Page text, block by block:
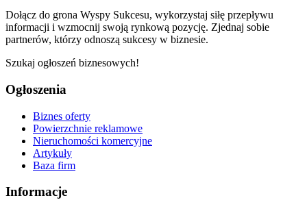
Dołącz do grona Wyspy Sukcesu, wykorzystaj siłę przepływu
informacji i wzmocnij swoją rynkową pozycję. Zjednaj sobie
partnerów, którzy odnoszą sukcesy w biznesie.
Szukaj ogłoszeń biznesowych!
Ogłoszenia
Biznes oferty
Powierzchnie reklamowe
Nieruchomości komercyjne
Artykuły
Baza firm
Informacje